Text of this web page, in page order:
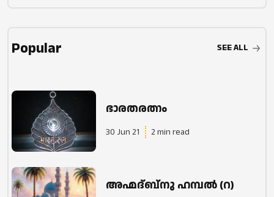
Popular SEE ALL
ഭാരതരത്നം
30 Jun 21 2 min read
അഹ്മദ്ബ്നു ഹമ്പൽ (റ)